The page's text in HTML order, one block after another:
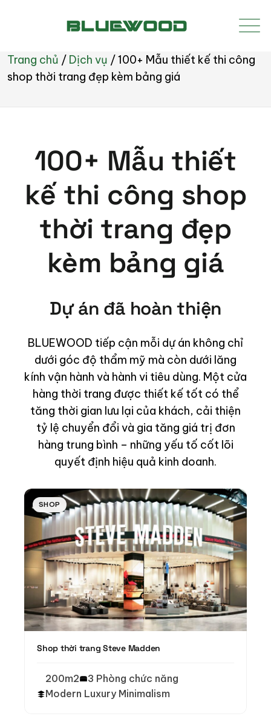
Trang chủ / Dịch vụ /100+ Mẫu thiết kế thi công
shop thời trang đẹp kèm bảng giá
100+ Mẫu thiết
kế thi công shop
thời trang đẹp
kèm bảng giá
Dự án đã hoàn thiện
BLUEWOOD tiếp cận mỗi dự án không chỉ
dưới góc độ thẩm mỹ mà còn dưới lăng
kính vận hành và hành vi tiêu dùng. Một cửa
hàng thời trang được thiết kế tốt có thể
tăng thời gian lưu lại của khách, cải thiện
tỷ lệ chuyển đổi và gia tăng giá trị đơn
hàng trung bình – những yếu tố cốt lõi
quyết định hiệu quả kinh doanh.
SHOP
Shop thời trang Steve Madden
200m2
3 Phòng chức năng
Modern Luxury Minimalism